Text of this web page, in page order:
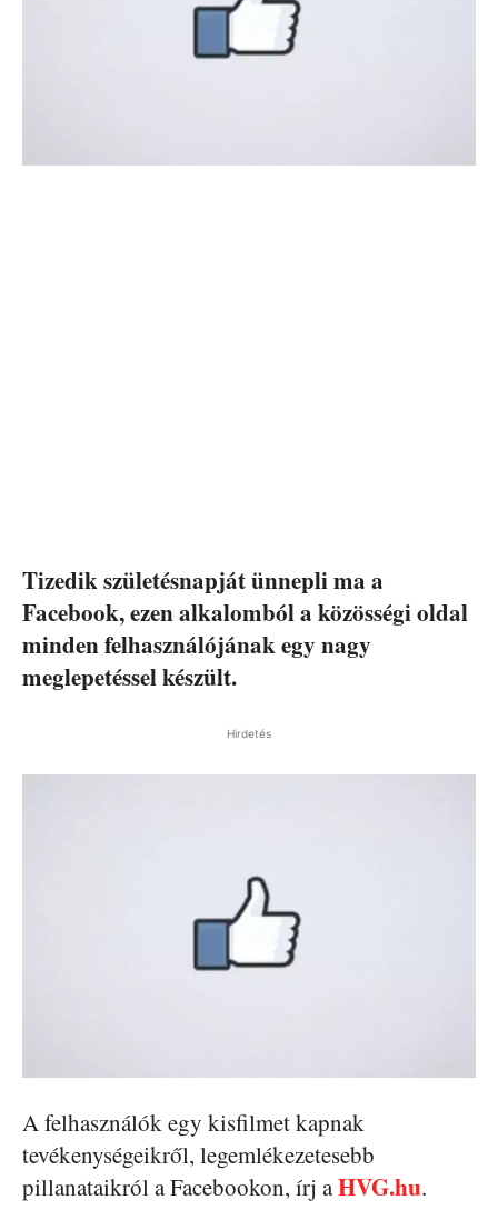
Tizedik születésnapját ünnepli ma a
Facebook, ezen alkalomból a közösségi oldal
minden felhasználójának egy nagy
meglepetéssel készült.
Hirdetés
A felhasználók egy kisfilmet kapnak
tevékenységeikről, legemlékezetesebb
pillanataikról a Facebookon, írj aHVG.hu.